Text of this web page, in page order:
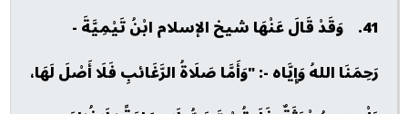
41. وَقَدْ قَالَ عَنْهَا شيخ الإسلام ابْنُ تَيْمِيَّةَ -
رَحِمَنَا اللهُ وَإِيَّاه -: "وَأَمَّا صَلَاةُ الرَّغَائبِ فَلَا أَصْلَ لَهَا،